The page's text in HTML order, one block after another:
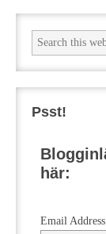
Psst!
här:
Email Address